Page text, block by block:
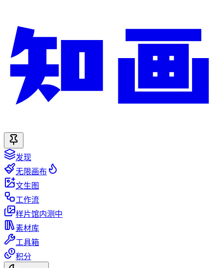
发现
无限画布
文生图
工作流
样片馆内测中
素材库
工具箱
积分